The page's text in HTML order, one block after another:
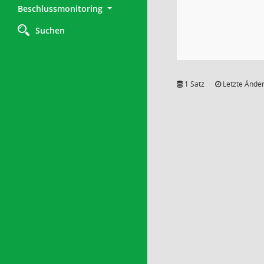
Beschlussmonitoring
Suchen
1 Satz Letzte